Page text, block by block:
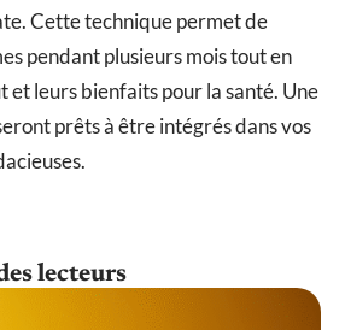
Cette technique permet de
pendant plusieurs mois tout en
et leurs bienfaits pour la santé. Une
prêts à être intégrés dans vos
lecteurs